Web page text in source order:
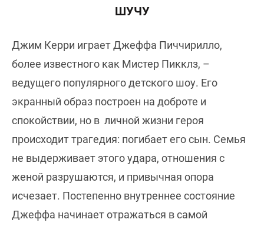
ШУЧУ
Джим Керри играет Джеффа Пиччирилло,
более известного как Мистер Пикклз, –
ведущего популярного детского шоу. Его
экранный образ построен на доброте и
спокойствии, но в личной жизни героя
происходит трагедия: погибает его сын. Семья
не выдерживает этого удара, отношения с
женой разрушаются, и привычная опора
исчезает. Постепенно внутреннее состояние
Джеффа начинает отражаться в самой